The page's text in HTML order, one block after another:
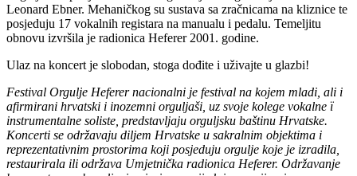
Leonard Ebner. Mehaničkog su sustava sa zračnicama na kliznice te
posjeduju 17 vokalnih registara na manualu i pedalu. Temeljitu
obnovu izvršila je radionica Heferer 2001. godine.
Ulaz na koncert je slobodan, stoga dođite i uživajte u glazbi!
Festival Orgulje Heferer nacionalni je festival na kojem mladi, ali i
afirmirani hrvatski i inozemni orguljaši, uz svoje kolege vokalne ï
instrumentalne soliste, predstavljaju orguljsku baštinu Hrvatske.
Koncerti se održavaju diljem Hrvatske u sakralnim objektima i
reprezentativnim prostorima koji posjeduju orgulje koje je izradila,
restaurirala ili održava Umjetnička radionica Heferer. Održavanje